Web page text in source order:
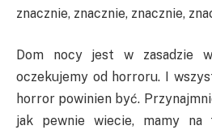
znacznie, znacznie, znacznie,
Dom nocy jest w zasadzie
oczekujemy od horroru. I
horror powinien być.
jak pewnie wiecie, mamy